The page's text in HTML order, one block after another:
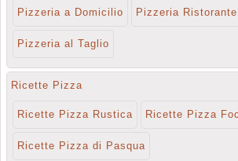
Pizzeria a Domicilio Pizzeria Ristorante
Pizzeria al Taglio
Ricette Pizza
Ricette Pizza Rustica Ricette Pizza
Ricette Pizza di Pasqua